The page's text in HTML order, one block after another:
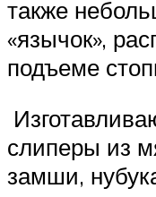
также
«язычок»,
подъеме
слиперы из
замши,